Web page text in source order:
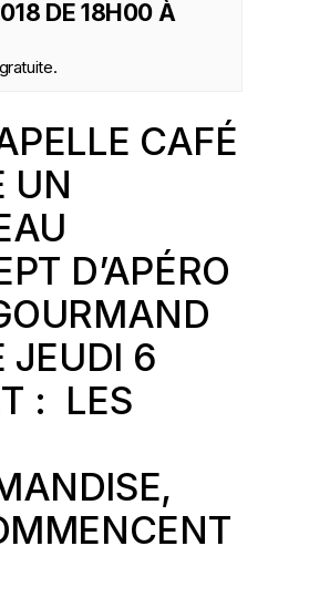
DE 18H00 À
CAFÉ
UN
D’APÉRO
D
JEUDI 6
: LES